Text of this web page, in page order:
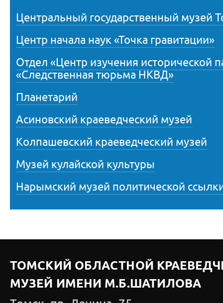
Центральный государственный музей
Центр начала наук «Точка гравитации»
Отдел «Центр изучения исторической
«Следственная тюрьма НКВД»
Планетарий
Асиновский краеведческий музей
Колпашевский краеведческий музей
Музей кулайской культуры
Нарымский музей политической
ТОМСКИЙ ОБЛАСТНОЙ
МУЗЕЙ ИМЕНИ М.Б.ШАТИЛОВА